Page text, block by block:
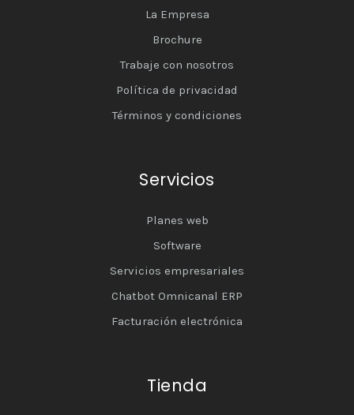
La Empresa
Brochure
Trabaje con nosotros
Política de privacidad
Términos y condiciones
Servicios
Planes web
Software
Servicios empresariales
Chatbot Omnicanal ERP
Facturación electrónica
Tienda